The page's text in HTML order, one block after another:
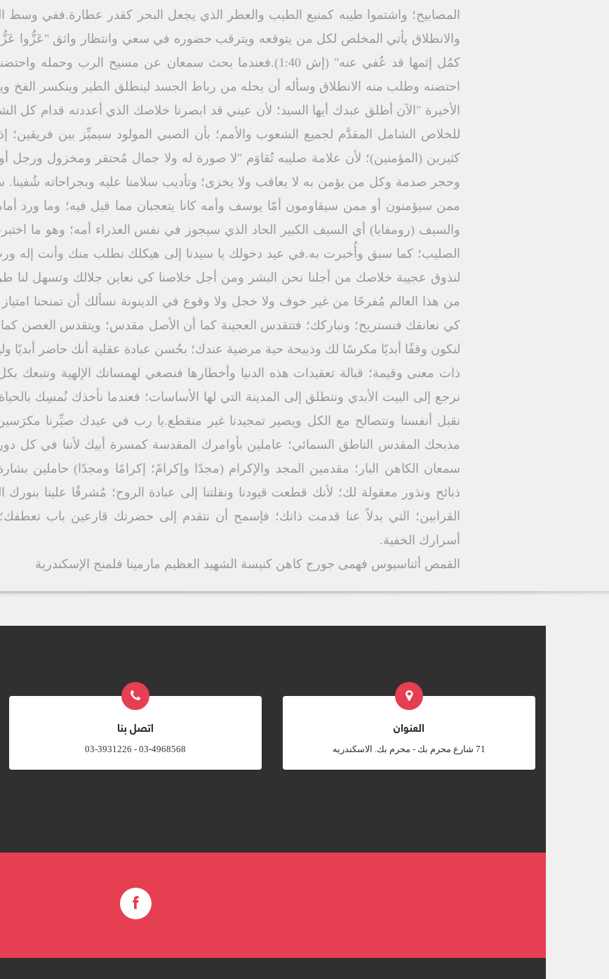
المصابيح؛ واشتموا طيبه كمنبع الطيب والعطر الذي يجعل البحر كقدر عطارة.ففي وسط
والانطلاق يأتي المخلص لكل من يتوقعه ويترقب حضوره في سعي وانتظار واثق "عَزُّوا
كمُل إثمها قد عُفي عنه" (إش 1:40).فعندما بحث سمعان عن مسيح الرب
احتضنه وطلب منه الانطلاق وسأله أن يحله من رباط الجسد لينطلق الطير وينكسر الفخ
الأخيرة "الآن أطلق عبدك أيها السيد؛ لأن عيني قد ابصرتا خلاصك الذي أعددته قدام
للخلاص الشامل المقدَّم لجميع الشعوب والأمم؛ بأن الصبي المولود سيميِّز بين
كثيرين (المؤمنين)؛ لأن علامة صليبه تُقاوَم "لا صورة له ولا جمال مُحتقر ومخزول ورجل
وحجر صدمة وكل من يؤمن به لا يعاقب ولا يخزى؛ وتأديب سلامنا عليه وبجراحاته
ممن سيؤمنون أو ممن سيقاومون أمّا يوسف وأمه كانا يتعجبان مما قيل فيه؛ وما ورد
والسيف (رومفايا) أي السيف الكبير الحاد الذي سيجوز في نفس العذراء أمه؛ وهو ما
الصليب؛ كما سبق وأُخبرت به.في عيد دخولك يا سيدنا إلى هيكلك نطلب منك وأنت إله
لنذوق عجيبة خلاصك من أجلنا نحن البشر ومن أجل خلاصنا كي نعاين جلالك وتسهل لنا
من هذا العالم مُفرحًا من غير خوف ولا خجل ولا وقوع في الدينونة نسألك أن تمنحنا
كي نعانقك فنستريح؛ ونباركك؛ فتتقدس العجينة كما أن الأصل مقدس؛ ويتقدس الغصن
لنكون وقفًا أبديًا مكرسًا لك وذبيحة حية مرضية عندك؛ بحُسن عبادة عقلية أنك حاضر أبديًا
ذات معنى وقيمة؛ قبالة تعقيدات هذه الدنيا وأخطارها فنصغي لهمساتك الإلهية ونتبعك
نرجع إلى البيت الأبدي وننطلق إلى المدينة التي لها الأساسات؛ فعندما نأخذك نُمسِك
نقبل أنفسنا ونتصالح مع الكل ويصير تمجيدنا غير منقطع.يا رب في عيدك صيِّرنا
مذبحك المقدس الناطق السمائي؛ عاملين بأوامرك المقدسة كمسرة أبيك لأننا في
سمعان الكاهن البار؛ مقدمين المجد والإكرام (مجدًا وإكرامً؛ إكرامًا ومجدًا) حاملين
ذبائح ونذور معقولة لك؛ لأنك قطعت قيودنا ونقلتنا إلى عبادة الروح؛ مُشرقًا علينا
القرابين؛ التي بدلاً عنا قدمت ذاتك؛ فإسمح أن نتقدم إلى حضرتك قارعين باب
أسرارك الخفية.
القمص أثناسيوس فهمى جورج كاهن كنيسة الشهيد العظيم مارمينا فلمنج الإسكندرية
العنوان
‎71 شارع محرم بك - محرم بك. الاسكندريه
اتصل بنا
03-4968568 - 03-3931226